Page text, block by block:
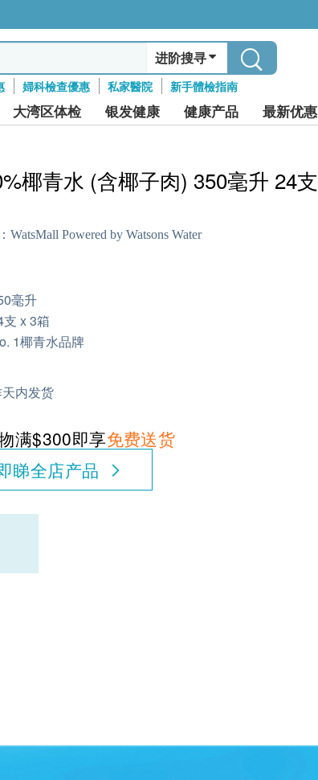
进阶搜寻
婦科檢查優惠 私家醫院 新手體檢指南
大湾区体检 银发健康 健康产品 最新优惠
椰青水 (含椰子肉) 350毫升 24支
WatsMall Powered by Watsons Water
毫升
x 3箱
1椰青水品牌
内发货
满$300即享免费送货
睇全店产品